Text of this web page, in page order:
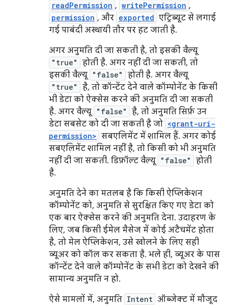
readPermission , writePermission ,
permission , और exported एट्रिब्यूट से लगाई
गई पाबंदी अस्थायी तौर पर हट जाती है.
अगर अनुमति दी जा सकती है, तो इसकी वैल्यू
"true"
होती है. अगर नहीं दी जा सकती, तो
इसकी वैल्यू "false" होती है. अगर वैल्यू
"true"
है, तो कॉन्टेंट देने वाले कॉम्पोनेंट के किसी
भी डेटा को ऐक्सेस करने की अनुमति दी जा सकती
है. अगर वैल्यू "false"
है, तो अनुमति सिर्फ़ उन
डेटा सबसेट को दी जा सकती है जो <grant-uri-
permission> सबएलिमेंट में शामिल हैं. अगर कोई
सबएलिमेंट शामिल नहीं है, तो किसी को भी अनुमति
नहीं दी जा सकती. डिफ़ॉल्ट वैल्यू "false"
होती
है.
अनुमति देने का मतलब है कि किसी ऐप्लिकेशन
कॉम्पोनेंट को, अनुमति से सुरक्षित किए गए डेटा को
एक बार ऐक्सेस करने की अनुमति देना. उदाहरण के
लिए, जब किसी ईमेल मैसेज में कोई अटैचमेंट होता
है, तो मेल ऐप्लिकेशन, उसे खोलने के लिए सही
व्यूअर को कॉल कर सकता है. भले ही, व्यूअर के पास
कॉन्टेंट देने वाले कॉम्पोनेंट के सभी डेटा को देखने की
सामान्य अनुमति न हो.
ऐसे मामलों में, अनुमति Intent ऑब्जेक्ट में मौजूद